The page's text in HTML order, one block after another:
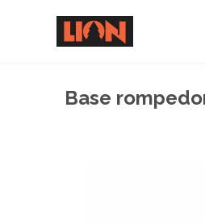
Base